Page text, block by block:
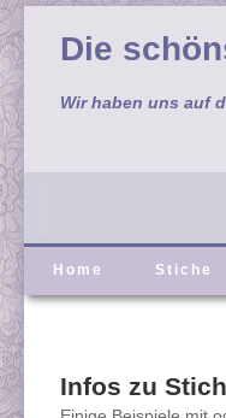
Die
Wir haben uns auf
Home Stiche
Infos zu